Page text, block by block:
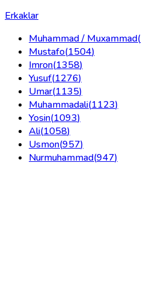
Erkaklar
Muhammad / Muxammad(
Mustafo(1504)
Imron(1358)
Yusuf(1276)
Umar(1135)
Muhammadali(1123)
Yosin(1093)
Ali(1058)
Usmon(957)
Nurmuhammad(947)